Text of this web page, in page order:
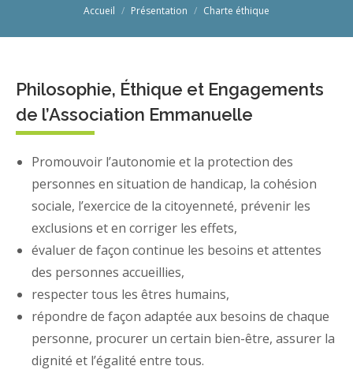
Vous êtes ici :
Accueil Présentation Charte éthique
Philosophie, Éthique et Engagements
de l’Association Emmanuelle
Promouvoir l’autonomie et la protection des
personnes en situation de handicap, la cohésion
sociale, l’exercice de la citoyenneté, prévenir les
exclusions et en corriger les effets,
évaluer de façon continue les besoins et attentes
des personnes accueillies,
respecter tous les êtres humains,
répondre de façon adaptée aux besoins de chaque
personne, procurer un certain bien-être, assurer la
dignité et l’égalité entre tous.